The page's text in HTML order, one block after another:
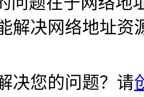
解决网络地址资
决您的问题？请